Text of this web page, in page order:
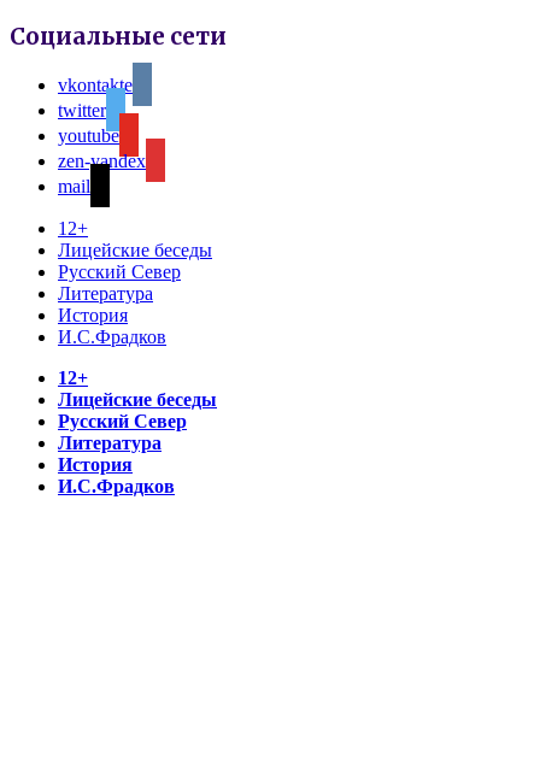
Социальные сети
vkontakte
twitter
youtube
zen-yandex
mail
12+
Лицейские беседы
Русский Север
Литература
История
И.С.Фрадков
12+
Лицейские беседы
Русский Север
Литература
История
И.С.Фрадков